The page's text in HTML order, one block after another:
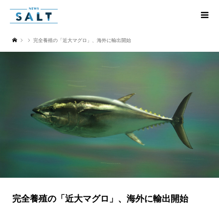
完全養殖の「近大マグロ」、海外に輸出開始
完全養殖の「近大マグロ」、海外に輸出開始